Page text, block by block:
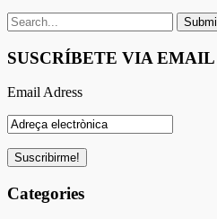
SUSCRÍBETE VIA EMAIL
Email Adress
Categories